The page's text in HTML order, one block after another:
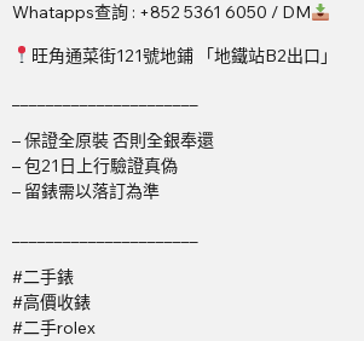
Whatapps查詢 : +852 5361 6050 / DM
旺角通菜街121號地鋪 「地鐵站B2出口」
– 保證全原裝 否則全銀奉還
– 包21日上行驗證真偽
– 留錶需以落訂為準
#二手錶
#高價收錶
#二手rolex